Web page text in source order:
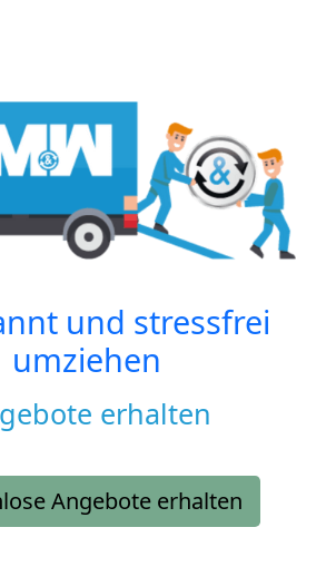
und stressfrei
umziehen
erhalten
Angebote erhalten